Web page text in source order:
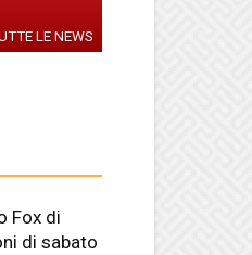
LE NEWS
Fox di
di sabato